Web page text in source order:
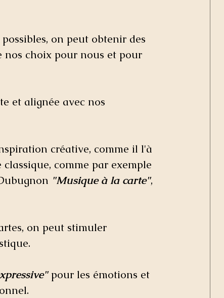
on peut obtenir des
nos choix pour nous et pour
et alignée avec nos
créative, comme il l'à
comme par exemple
"Musique à la carte",
on peut stimuler
pour les émotions et